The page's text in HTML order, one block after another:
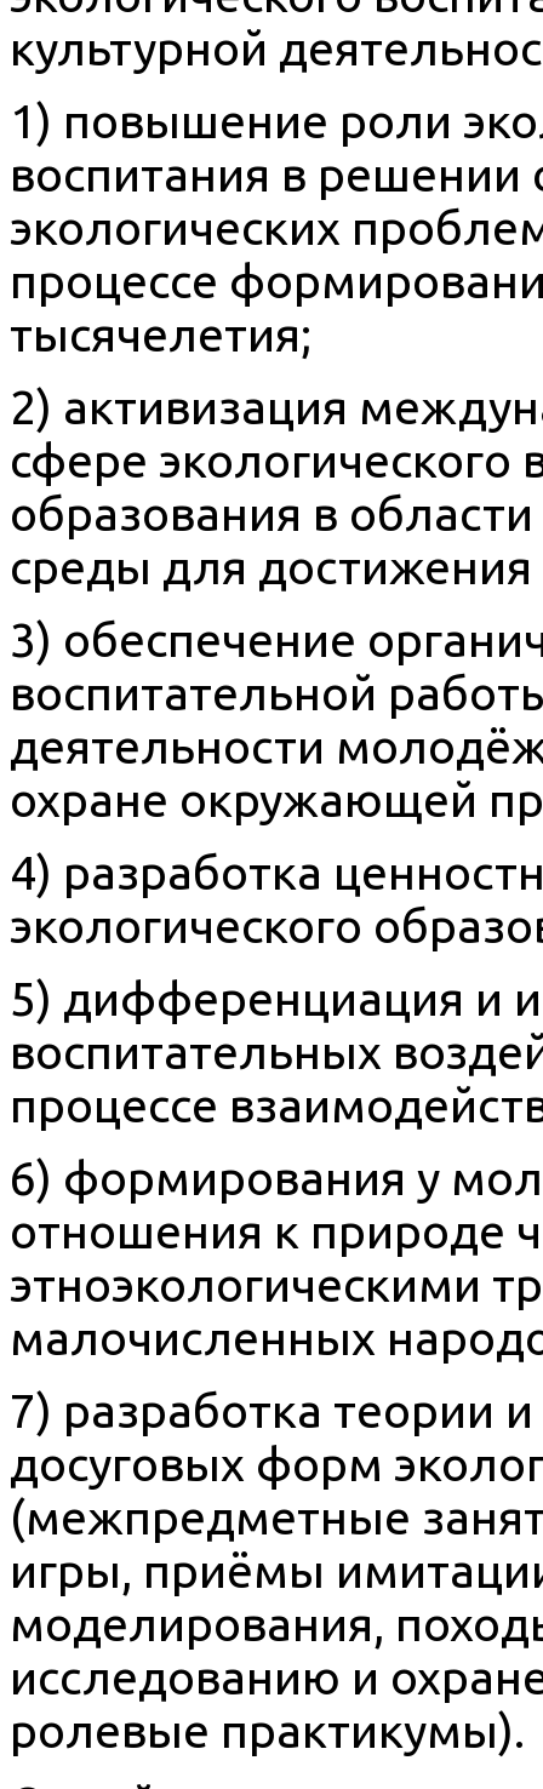
культурной
1) повышение роли
воспитания в
экологических
процессе
тысячелетия;
2) активизация
сфере
образования в
среды для
3) обеспечение
воспитательной
деятельности
охране окружающей
4) разработка
экологического
5) дифференциация и
воспитательных
процессе
6) формирования у
отношения к природе
этноэкологическими
малочисленных
7) разработка теории
досуговых форм
(межпредметные
игры, приёмы
моделирования,
исследованию и
ролевые практикумы).